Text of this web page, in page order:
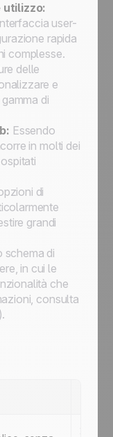
utilizzo:
user-
rapida
complesse.
delle
e
di
Essendo
in molti dei
di
grandi
schema di
in cui le
che
consulta